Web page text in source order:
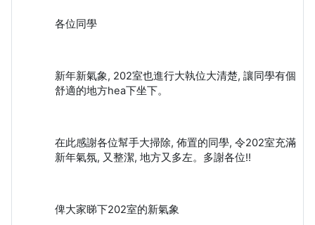
各位同學
新年新氣象, 202室也進行大執位大清楚, 讓同學有個
舒適的地方hea下坐下。
在此感謝各位幫手大掃除, 佈置的同學, 令202室充滿
新年氣氛, 又整潔, 地方又多左。多謝各位!!
俾大家睇下202室的新氣象